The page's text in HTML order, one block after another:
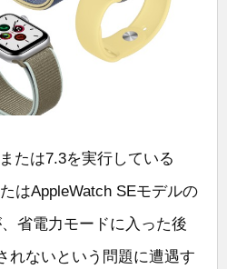
たは7.3を実行している
はAppleWatch SEモデルの
省電力モードに入った後
れないという問題に遭遇す